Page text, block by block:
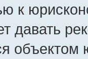
к
давать
объектом